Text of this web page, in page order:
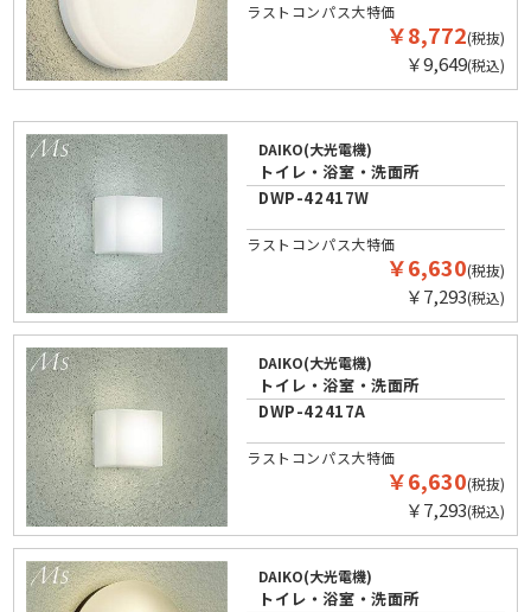
ラストコンパス大特価
￥8,772(税抜)
￥9,649(税込)
DAIKO(大光電機)
トイレ・浴室・洗面所
DWP-42417W
ラストコンパス大特価
￥6,630(税抜)
￥7,293(税込)
DAIKO(大光電機)
トイレ・浴室・洗面所
DWP-42417A
ラストコンパス大特価
￥6,630(税抜)
￥7,293(税込)
DAIKO(大光電機)
トイレ・浴室・洗面所